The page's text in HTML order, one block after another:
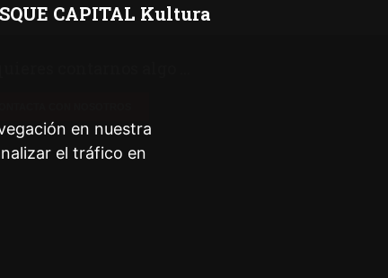
en nuestra
el tráfico en
CAPITAL Kultura